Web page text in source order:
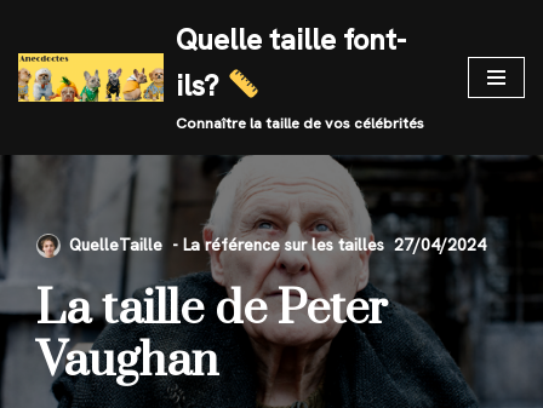
Skip
to
Quelle taille font-
ils?
Connaître la taille de vos célébrités
QuelleTaille 27/04/2024
La taille de Peter
Vaughan